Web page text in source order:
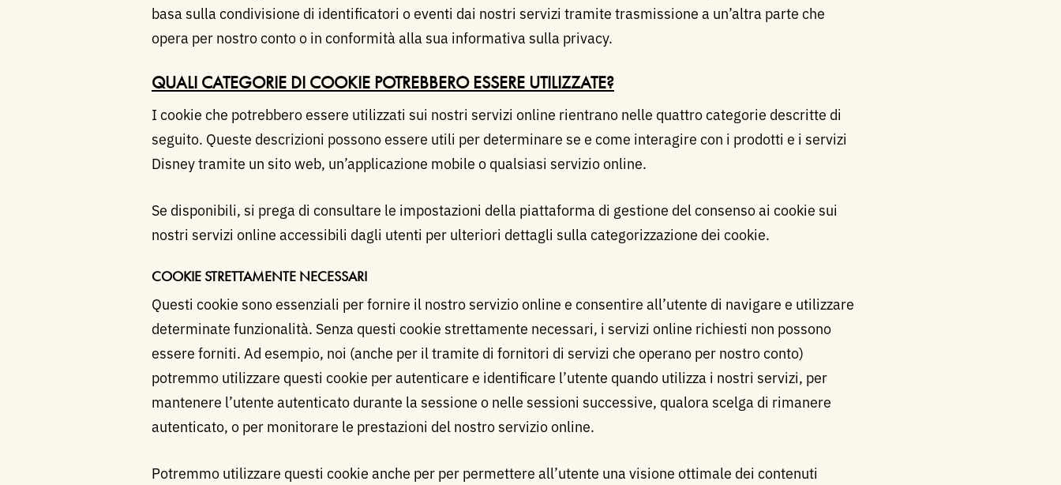
basa sulla condivisione di identificatori o eventi dai nostri servizi tramite trasmissione a un’altra parte che
opera per nostro conto o in conformità alla sua informativa sulla privacy.
QUALI CATEGORIE DI COOKIE POTREBBERO ESSERE UTILIZZATE?
I cookie che potrebbero essere utilizzati sui nostri servizi online rientrano nelle quattro categorie descritte di
seguito. Queste descrizioni possono essere utili per determinare se e come interagire con i prodotti e i servizi
Disney tramite un sito web, un’applicazione mobile o qualsiasi servizio online.
Se disponibili, si prega di consultare le impostazioni della piattaforma di gestione del consenso ai cookie sui
nostri servizi online accessibili dagli utenti per ulteriori dettagli sulla categorizzazione dei cookie.
COOKIE STRETTAMENTE NECESSARI
Questi cookie sono essenziali per fornire il nostro servizio online e consentire all’utente di navigare e utilizzare
determinate funzionalità. Senza questi cookie strettamente necessari, i servizi online richiesti non possono
essere forniti. Ad esempio, noi (anche per il tramite di fornitori di servizi che operano per nostro conto)
potremmo utilizzare questi cookie per autenticare e identificare l’utente quando utilizza i nostri servizi, per
mantenere l’utente autenticato durante la sessione o nelle sessioni successive, qualora scelga di rimanere
autenticato, o per monitorare le prestazioni del nostro servizio online.
Potremmo utilizzare questi cookie anche per per permettere all’utente una visione ottimale dei contenuti